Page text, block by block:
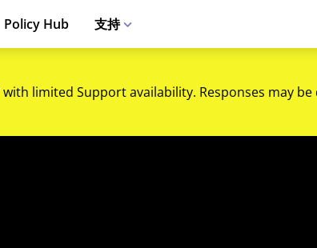
Policy Hub 支持
limited Support availability. Responses may